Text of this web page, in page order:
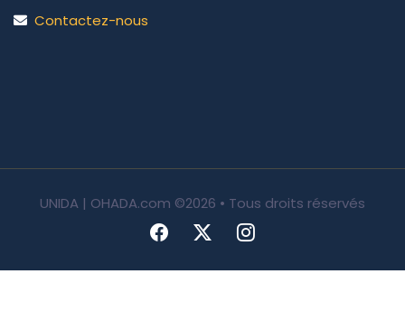
Contactez-nous
UNIDA | OHADA.com ©2026 • Tous droits réservés